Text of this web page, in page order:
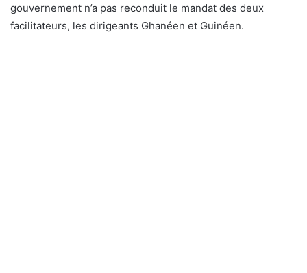
gouvernement n’a pas reconduit le mandat des deux
facilitateurs, les dirigeants Ghanéen et Guinéen.